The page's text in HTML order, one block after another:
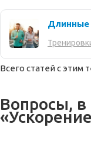
Длинные
Всего статей с этим
Вопросы, в